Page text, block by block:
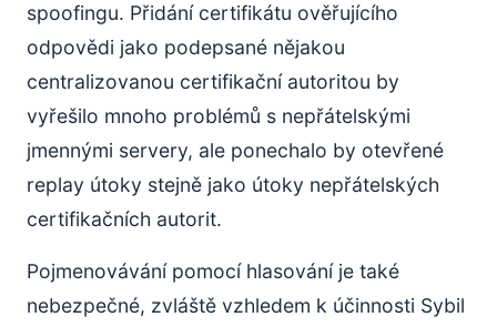
spoofingu. Přidání certifikátu ověřujícího
odpovědi jako podepsané nějakou
centralizovanou certifikační autoritou by
vyřešilo mnoho problémů s nepřátelskými
jmennými servery, ale ponechalo by otevřené
replay útoky stejně jako útoky nepřátelských
certifikačních autorit.
Pojmenovávání pomocí hlasování je také
nebezpečné, zvláště vzhledem k účinnosti Sybil